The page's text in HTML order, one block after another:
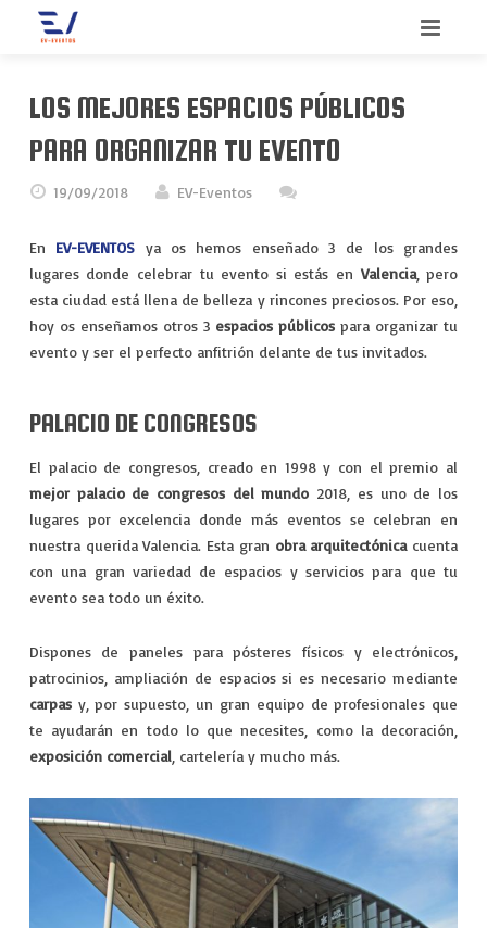
SERVICIOS
CONVENCIONES
INCENTIVOS
MERCHANDISING
VIAJES
EXPERIENCIAS
CONTACTO
BLOG
LOS MEJORES ESPACIOS PÚBLICOS
PARA ORGANIZAR TU EVENTO
19/09/2018 EV-Eventos
En EV-EVENTOS ya os hemos enseñado 3 de los grandes
lugares donde celebrar tu evento si estás en Valencia, pero
esta ciudad está llena de belleza y rincones preciosos. Por eso,
hoy os enseñamos otros 3 espacios públicos para organizar tu
evento y ser el perfecto anfitrión delante de tus invitados.
PALACIO DE CONGRESOS
El palacio de congresos, creado en 1998 y con el premio al
mejor palacio de congresos del mundo 2018, es uno de los
lugares por excelencia donde más eventos se celebran en
nuestra querida Valencia. Esta gran obra arquitectónicacuenta
con una gran variedad de espacios y servicios para que tu
evento sea todo un éxito.
Dispones de paneles para pósteres físicos y electrónicos,
patrocinios, ampliación de espacios si es necesario mediante
carpasy, por supuesto, un gran equipo de profesionales que
te ayudarán en todo lo que necesites, como la decoración,
exposición comercial, cartelería y mucho más.